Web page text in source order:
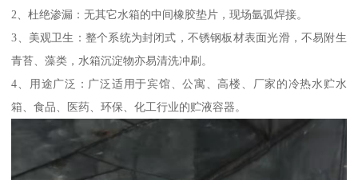
2、杜绝渗漏：无其它水箱的中间橡胶垫片，现场氩弧焊接。
3、美观卫生：整个系统为封闭式，不锈钢板材表面光滑，不易附生
青苔、藻类，水箱沉淀物亦易清洗冲刷。
4、用途广泛：广泛适用于宾馆、公寓、高楼、厂家的冷热水贮水
箱、食品、医药、环保、化工行业的贮液容器。